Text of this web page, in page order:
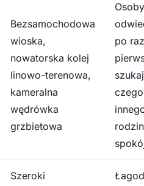
Bezsamochodowa
wioska,
nowatorska kolej
linowo-terenowa,
kameralna
wędrówka
grzbietowa
Osoby
po raz
Szeroki